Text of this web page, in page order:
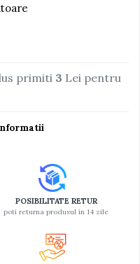
primiti 3 Lei pentru
POSIBILITATE RETUR
poti returna produsul in 14 zile